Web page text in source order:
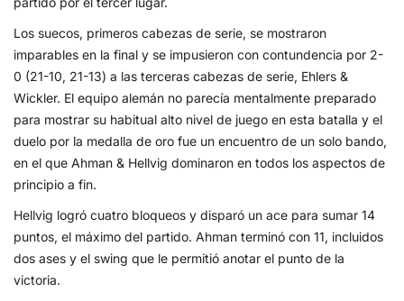
Los suecos, primeros cabezas de serie, se mostraron
imparables en la final y se impusieron con contundencia por 2-
0 (21-10, 21-13) a las terceras cabezas de serie, Ehlers &
Wickler. El equipo alemán no parecía mentalmente preparado
para mostrar su habitual alto nivel de juego en esta batalla y el
duelo por la medalla de oro fue un encuentro de un solo bando,
en el que Ahman & Hellvig dominaron en todos los aspectos de
principio a fin.
Hellvig logró cuatro bloqueos y disparó un ace para sumar 14
puntos, el máximo del partido. Ahman terminó con 11, incluidos
dos ases y el swing que le permitió anotar el punto de la
victoria.